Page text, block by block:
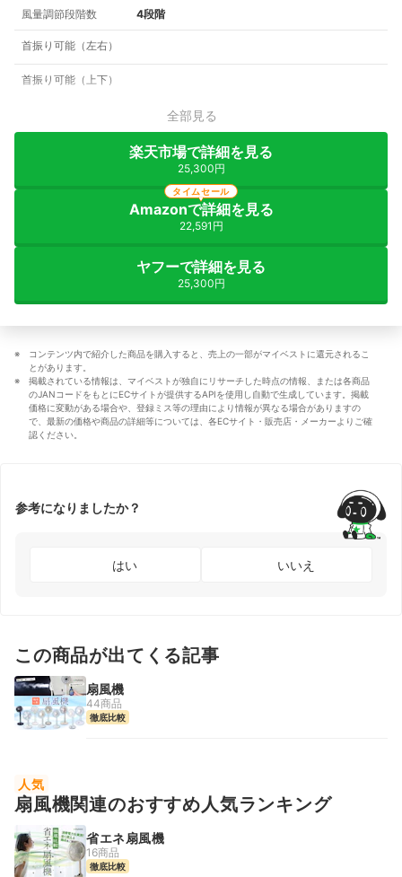
風量調節段階数 4段階
首振り可能（左右）
首振り可能（上下）
全部見る
楽天市場で詳細を見る
25,300円
Amazonで詳細を見る
22,591円
タイムセール
ヤフーで詳細を見る
25,300円
コンテンツ内で紹介した商品を購入すると、売上の一部がマイベストに還元されるこ
とがあります。
掲載されている情報は、マイベストが独自にリサーチした時点の情報、または各商品
のJANコードをもとにECサイトが提供するAPIを使用し自動で生成しています。掲載
価格に変動がある場合や、登録ミス等の理由により情報が異なる場合がありますの
で、最新の価格や商品の詳細等については、各ECサイト・販売店・メーカーよりご確
認ください。
参考になりましたか？
はい いいえ
この商品が出てくる記事
扇風機
44商品
徹底比較
人気
扇風機関連のおすすめ人気ランキング
省エネ扇風機
16商品
徹底比較